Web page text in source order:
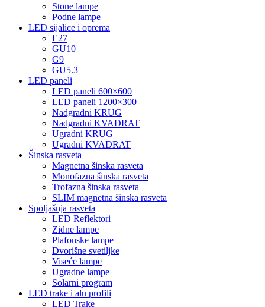
Stone lampe
Podne lampe
LED sijalice i oprema
E27
GU10
G9
GU5.3
LED paneli
LED paneli 600×600
LED paneli 1200×300
Nadgradni KRUG
Nadgradni KVADRAT
Ugradni KRUG
Ugradni KVADRAT
Šinska rasveta
Magnetna šinska rasveta
Monofazna šinska rasveta
Trofazna šinska rasveta
SLIM magnetna šinska rasveta
Spoljašnja rasveta
LED Reflektori
Zidne lampe
Plafonske lampe
Dvorišne svetiljke
Viseće lampe
Ugradne lampe
Solarni program
LED trake i alu profili
LED Trake